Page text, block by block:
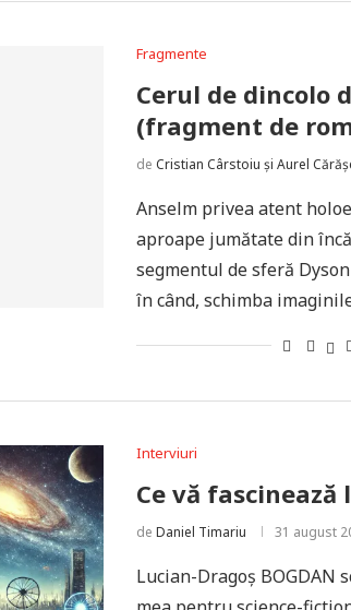
Fragmente
Cerul de dincolo
(fragment de
de Cristian Cârstoiu și Aurel
Anselm privea atent
aproape jumătate din
segmentul de sferă
în când, schimba
Interviuri
Ce vă
de Daniel Timariu 31 august
Lucian-Dragoș BOGDAN